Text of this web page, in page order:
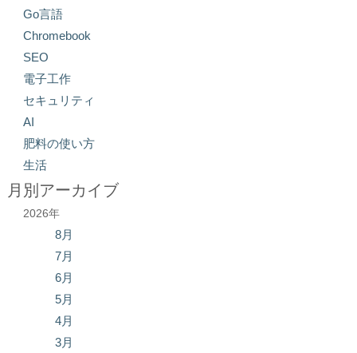
Go言語
Chromebook
SEO
電子工作
セキュリティ
AI
肥料の使い方
生活
月別アーカイブ
2026年
8月
7月
6月
5月
4月
3月